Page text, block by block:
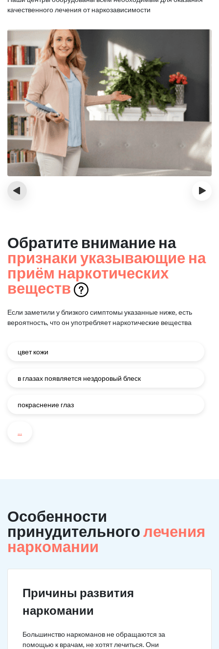
качественного лечения от наркозависимости
‹ ›
Обратите внимание на
признаки указывающие на
приём наркотических
веществ
Если заметили у близкого симптомы указанные ниже, есть
вероятность, что он употребляет наркотические вещества
цвет кожи
в глазах появляется нездоровый блеск
покраснение глаз
...
Особенности
принудительноголечения
наркомании
Причины развития
наркомании
Большинство наркоманов не обращаются за
помощью к врачам, не хотят лечиться. Они